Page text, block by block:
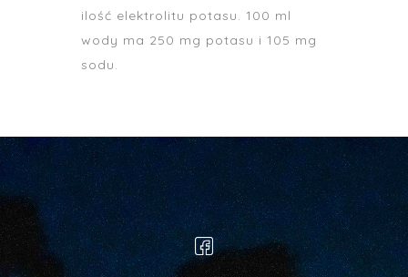
ilość elektrolitu potasu. 100 ml
wody ma 250 mg potasu i 105 mg
sodu.